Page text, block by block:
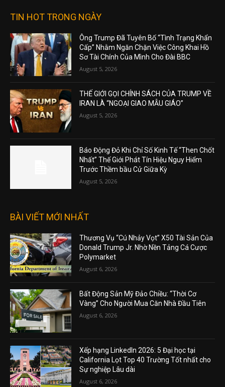
TIN HOT TRONG NGÀY
Ông Trump Đã Tuyên Bố “Tình Trạng Khẩn
Cấp” Nhằm Ngăn Chặn Việc Công Khai Hồ
Sơ Tài Chính Của Mình Cho Đài BBC
August 5, 2026
THẾ GIỚI GỌI CHÍNH SÁCH CỦA TRUMP VỀ
IRAN LÀ “NGOẠI GIAO MẪU GIÁO”
August 5, 2026
Báo Động Đỏ Khi Chỉ Số Kinh Tế “Then Chốt
Nhất” Thế Giới Phát Tín Hiệu Nguy Hiểm
Trước Thềm bầu Cử Giữa Kỳ
August 5, 2026
BÀI VIẾT MỚI NHẤT
Thương Vụ “Cú Nhảy Vọt” X50 Tài Sản Của
Donald Trump Jr. Nhờ Nền Tảng Cá Cược
Polymarket
August 6, 2026
Bất Động Sản Mỹ Đảo Chiều: “Thời Cơ
Vàng” Cho Người Mua Căn Nhà Đầu Tiên
August 6, 2026
Xếp hạng LinkedIn 2026: 5 Đại học tại
California Lọt Top 40 Trường Tốt nhất cho
Sự nghiệp Lâu dài
August 6, 2026